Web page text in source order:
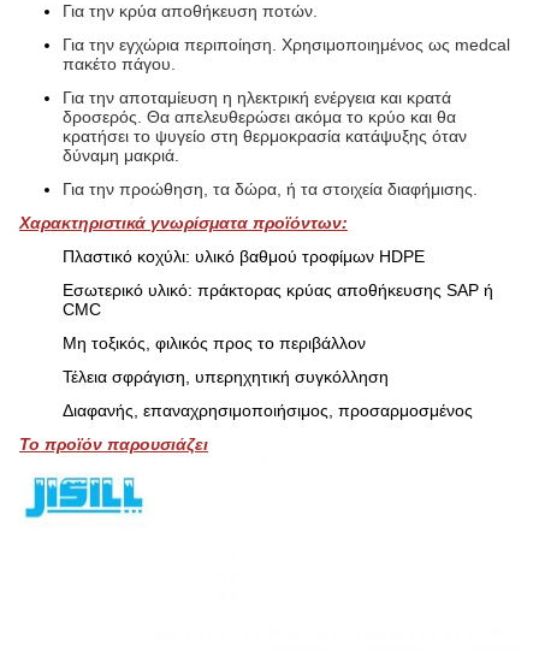
Για την κρύα αποθήκευση ποτών.
Για την εγχώρια περιποίηση. Χρησιμοποιημένος ως medcal
πακέτο πάγου.
Για την αποταμίευση η ηλεκτρική ενέργεια και κρατά
δροσερός. Θα απελευθερώσει ακόμα το κρύο και θα
κρατήσει το ψυγείο στη θερμοκρασία κατάψυξης όταν
δύναμη μακριά.
Για την προώθηση, τα δώρα, ή τα στοιχεία διαφήμισης.
Χαρακτηριστικά γνωρίσματα προϊόντων:
Πλαστικό κοχύλι: υλικό βαθμού τροφίμων HDPE
Εσωτερικό υλικό: πράκτορας κρύας αποθήκευσης SAP ή
CMC
Μη τοξικός, φιλικός προς το περιβάλλον
Τέλεια σφράγιση, υπερηχητική συγκόλληση
Διαφανής, επαναχρησιμοποιήσιμος, προσαρμοσμένος
Το προϊόν παρουσιάζει